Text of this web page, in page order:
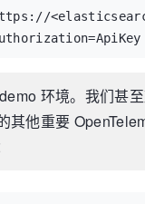
https://
环境。我们甚
其他重要